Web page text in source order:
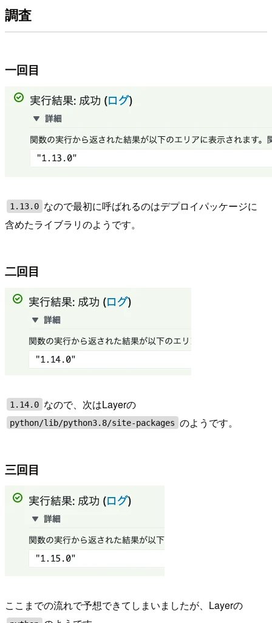
調査
一回目
1.13.0 なので最初に呼ばれるのはデプロイパッケージに
含めたライブラリのようです。
二回目
1.14.0 なので、次はLayerの
python/lib/python3.8/site-packages のようです。
三回目
ここまでの流れで予想できてしまいましたが、Layerの